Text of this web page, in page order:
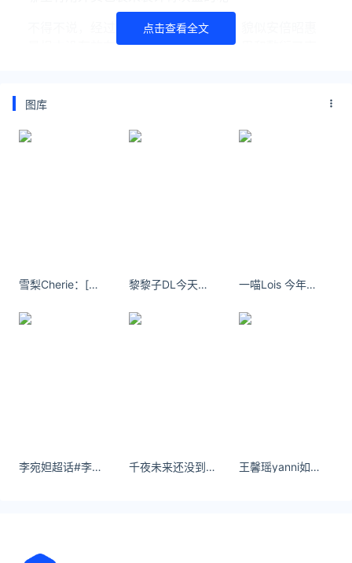
不得不说，经过了这么长时间的准备，貌似安倍昭惠
是根本没有放在心上，毕竟真正用了心思和敷衍了事
安倍这样重量级的大咖，虽然说大操大办的肯定会让
人有些反感的
了，也不知道安倍昭惠心理是怎么想的
按照咱们中国的习俗，虽然用不着大操大办，但很多
东西和仪式，能用好的，就不可能用差的，跟别提有
也不知道看了这样的一幕，安倍自己会作何感想，这
点击查看全文
图库
雪梨Cherie：[嘻嘻]小某书粉丝破百万啦～！准备了10几件粉色单品礼物 这两天会抽哦 快去关注我下[害羞] ​​​​ 黎黎子DL今天是温油大姐姐 ​​​​ 一喵Lois 今年冬天好像开始喜欢休闲干净的穿搭
李宛妲超话#李宛妲0618生日快乐# 千夜未来还没到白发就已经全秃了。 王馨瑶yanni如果感觉要哭，那就倒立。